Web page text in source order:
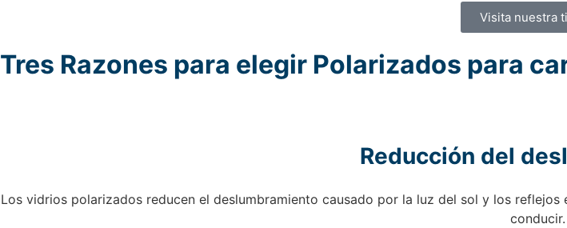
Visita nuestra
Tres Razones para elegir Polarizados para
Reducción del
Los vidrios polarizados reducen el deslumbramiento causado por la luz del sol y los
conducir.